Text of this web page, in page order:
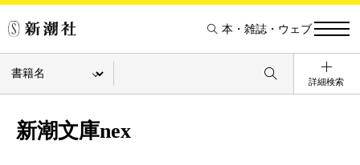
本・雑誌・ウェブ
詳細検索
新潮文庫nex